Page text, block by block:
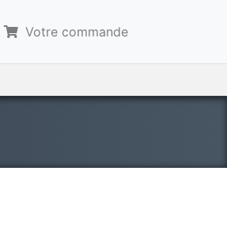
Votre commande